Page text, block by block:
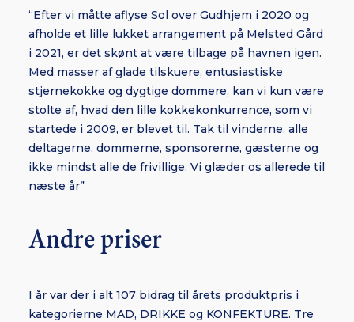
“Efter vi måtte aflyse Sol over Gudhjem i 2020 og
afholde et lille lukket arrangement på Melsted Gård
i 2021, er det skønt at være tilbage på havnen igen.
Med masser af glade tilskuere, entusiastiske
stjernekokke og dygtige dommere, kan vi kun være
stolte af, hvad den lille kokkekonkurrence, som vi
startede i 2009, er blevet til. Tak til vinderne, alle
deltagerne, dommerne, sponsorerne, gæsterne og
ikke mindst alle de frivillige. Vi glæder os allerede til
næste år”
Andre priser
I år var der i alt 107 bidrag til årets produktpris i
kategorierne MAD, DRIKKE og KONFEKTURE. Tre